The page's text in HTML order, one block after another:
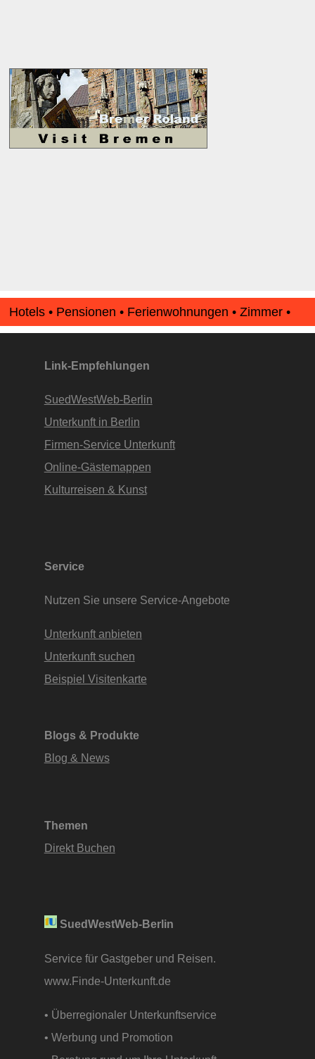
Hotels • Pensionen • Ferienwohnungen • Zimmer •
Apartments • www.Finde-Unterkunft.de
Link-Empfehlungen
SuedWestWeb-Berlin
Unterkunft in Berlin
Firmen-Service Unterkunft
Online-Gästemappen
Kulturreisen & Kunst
Service
Nutzen Sie unsere Service-Angebote
Unterkunft anbieten
Unterkunft suchen
Beispiel Visitenkarte
Blogs & Produkte
Blog & News
Themen
Direkt Buchen
SuedWestWeb-Berlin
Service für Gastgeber und Reisen.
www.Finde-Unterkunft.de
• Überregionaler Unterkunftservice
• Werbung und Promotion